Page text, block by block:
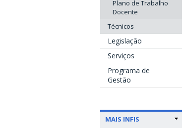
Plano de Trabalho
Docente
Técnicos
Legislação
Serviços
Programa de
Gestão
MAIS INFIS